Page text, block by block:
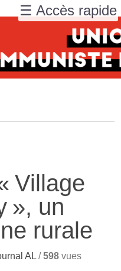
Village
», un
rurale
AL /598 vues
☰ Accès rapide